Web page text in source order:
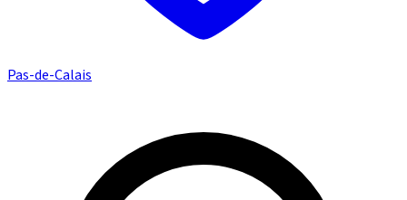
Pas-de-Calais